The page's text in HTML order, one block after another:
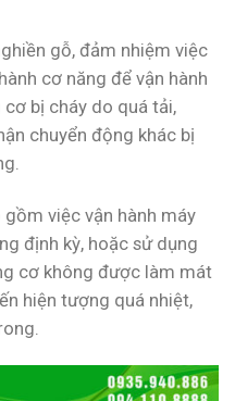
gỗ, đảm nhiệm việc
cơ năng để vận hành
bị cháy do quá tải,
chuyển động khác bị
việc vận hành máy
định kỳ, hoặc sử dụng
cơ không được làm mát
hiện tượng quá nhiệt,